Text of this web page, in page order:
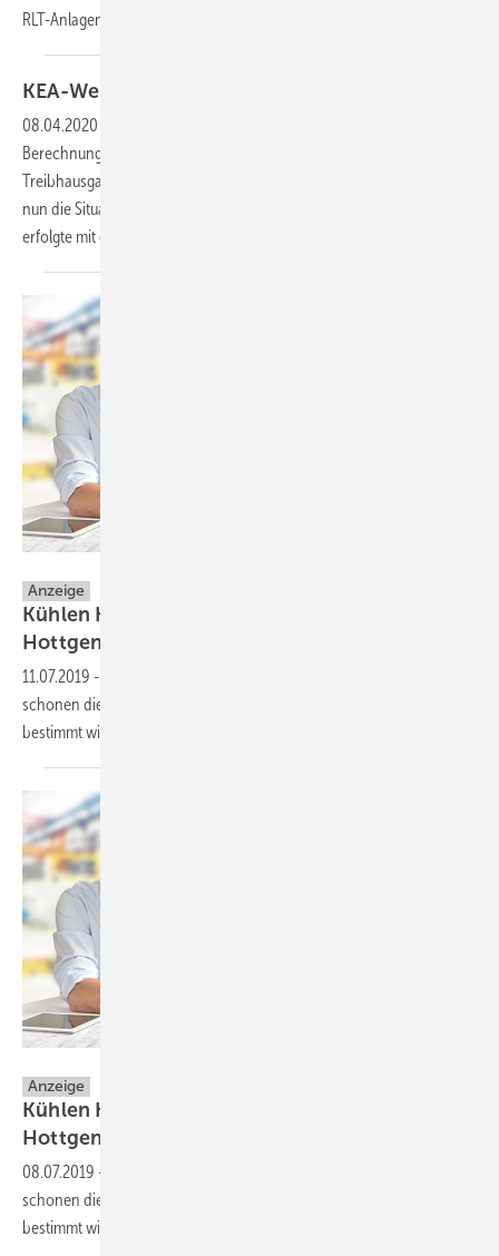
RLT-Anlagen in Kitas und Schulen
KEA-Werte und
08.04.2020
Berechnung des kumulierten Energieaufwands (KEA) und der
Treibhausgas-Emissionsfaktoren aktualisiert. Die Ergebnisse spiegeln
nun die Situation der letzten Jahre besser wider, die Berechnung
erfolgte mit der Version GEMIS 5.0 (09-2019).
Anzeige
Kühlen Kopf bewahren mit Berechnungen von
Hottgenroth
11.07.2019 -
schonen die Umwelt – wenn die erforderliche Leistung korrekt
bestimmtwird.
Anzeige
Kühlen Kopf bewahren mit Berechnungen von
Hottgenroth
08.07.2019 -
schonen die Umwelt – wenn die erforderliche Leistung korrekt
bestimmtwird.